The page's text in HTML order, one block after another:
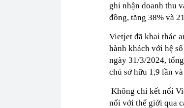
ghi nhận doanh thu
đồng, tăng 38% và
Vietjet đã khai thác
hành khách với hệ
ngày 31/3/2024,
chủ sở hữu 1,9 lần
Không chỉ kết nối
nối với thế giới qua